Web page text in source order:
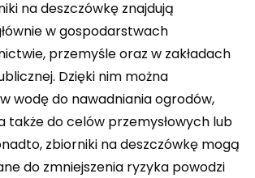
na deszczówkę znajdują
w gospodarstwach
przemyśle oraz w zakładach
Dzięki nim można
wodę do nawadniania ogrodów,
także do celów przemysłowych lub
zbiorniki na deszczówkę mogą
do zmniejszenia ryzyka powodzi